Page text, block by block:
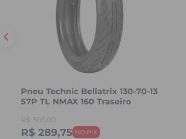
Pneu Technic Bellatrix 130-70-13
57P TL NMAX 160 Traseiro
R$ 305,00
R$ 289,75